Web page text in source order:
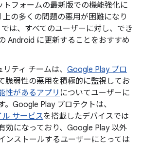
トフォームの最新版での機能強化に
上の多くの問題の悪用が困難になり
は、すべてのユーザーに対し、でき
Android に更新することをおすすめ
ティ チームは、 Google Play プロ
脆弱性の悪用を積極的に監視してお
性があるアプリ についてユーザーに
。Google Play プロテクトは、
サービスを搭載したデバイスでは
効になっており、Google Play 以外
ンストールするユーザーにとっては